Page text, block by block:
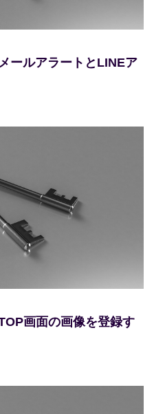
ルアラートとLINEア
画面の画像を登録す